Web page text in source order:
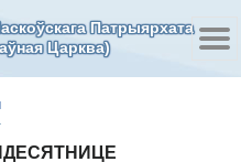
Патрыярхата
Царква)